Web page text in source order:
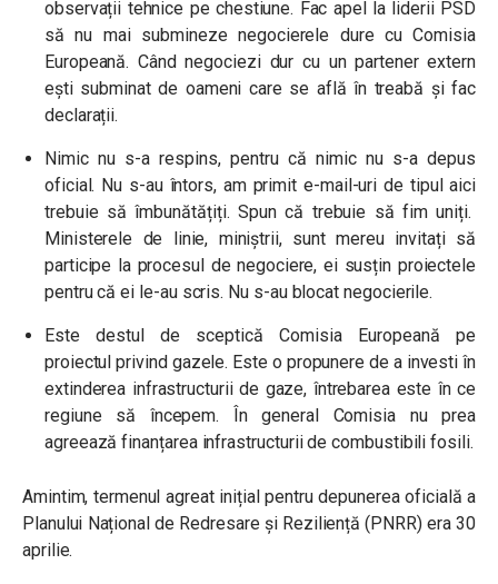
observații tehnice pe chestiune. Fac apel la liderii PSD
să nu mai submineze negocierele dure cu Comisia
Europeană. Când negociezi dur cu un partener extern
ești subminat de oameni care se află în treabă și fac
declarații.
Nimic nu s-a respins, pentru că nimic nu s-a depus
oficial. Nu s-au întors, am primit e-mail-uri de tipul aici
trebuie să îmbunătățiți. Spun că trebuie să fim uniți.
Ministerele de linie, miniștrii, sunt mereu invitați să
participe la procesul de negociere, ei susțin proiectele
pentru că ei le-au scris. Nu s-au blocat negocierile.
Este destul de sceptică Comisia Europeană pe
proiectul privind gazele. Este o propunere de a investi în
extinderea infrastructurii de gaze, întrebarea este în ce
regiune să începem. În general Comisia nu prea
agreează finanțarea infrastructurii de combustibili fosili.
Amintim, termenul agreat inițial pentru depunerea oficială a
Planului Național de Redresare și Reziliență (PNRR) era 30
aprilie.